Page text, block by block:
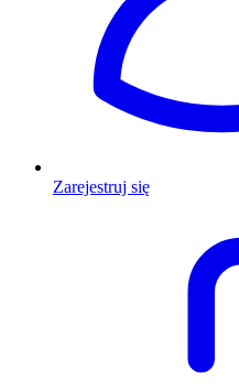
Zarejestruj się